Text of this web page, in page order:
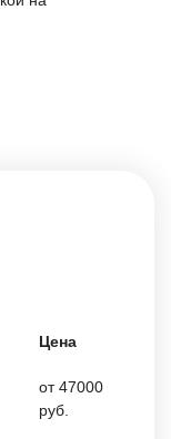
Цена
от 47000
руб.